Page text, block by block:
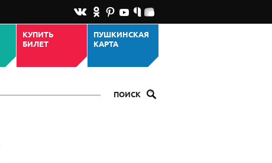
КУПИТЬ
БИЛЕТ
ПУШКИНСКАЯ
КАРТА
ПОИСК